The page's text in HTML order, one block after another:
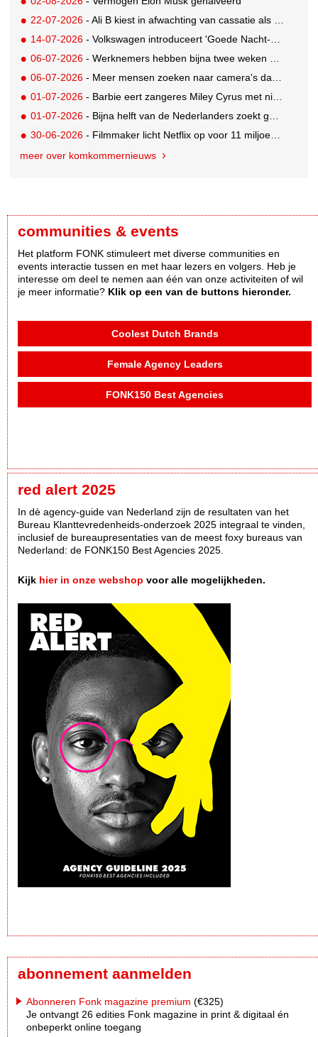
22-07-2026 - Ali B kiest in afwachting van cassatie als spreker voor een nieuw podium
14-07-2026 - Volkswagen introduceert 'Goede Nacht-pakket' waarmee auto flexibele slaapruimte met airco wordt
06-07-2026 - Werknemers hebben bijna twee weken nodig om volledig op te laden
06-07-2026 - Meer mensen zoeken naar camera's dankzij tv-programma Het Perfecte Plaatje
01-07-2026 - Barbie eert zangeres Miley Cyrus met nieuwe Signature Collector pop
01-07-2026 - Bijna helft van de Nederlanders zoekt goedkopere vakantie
30-06-2026 - Filmmaker licht Netflix op voor 11 miljoen dollar; 2,5 jaar celstraf
meer over komkommernieuws
communities & events
Het platform FONK stimuleert met diverse communities en
events interactie tussen en met haar lezers en volgers. Heb je
interesse om deel te nemen aan één van onze activiteiten of wil
je meer informatie? Klik op een van de buttons hieronder.
Coolest Dutch Brands
Female Agency Leaders
FONK150 Best Agencies
red alert 2025
In dè agency-guide van Nederland zijn de resultaten van het
Bureau Klanttevredenheids-onderzoek 2025 integraal te vinden,
inclusief de bureaupresentaties van de meest foxy bureaus van
Nederland: de FONK150 Best Agencies 2025.
Kijk hier in onze webshop voor alle mogelijkheden.
abonnement aanmelden
Abonneren Fonk magazine premium (€325)
Je ontvangt 26 edities Fonk magazine in print & digitaal én
onbeperkt online toegang